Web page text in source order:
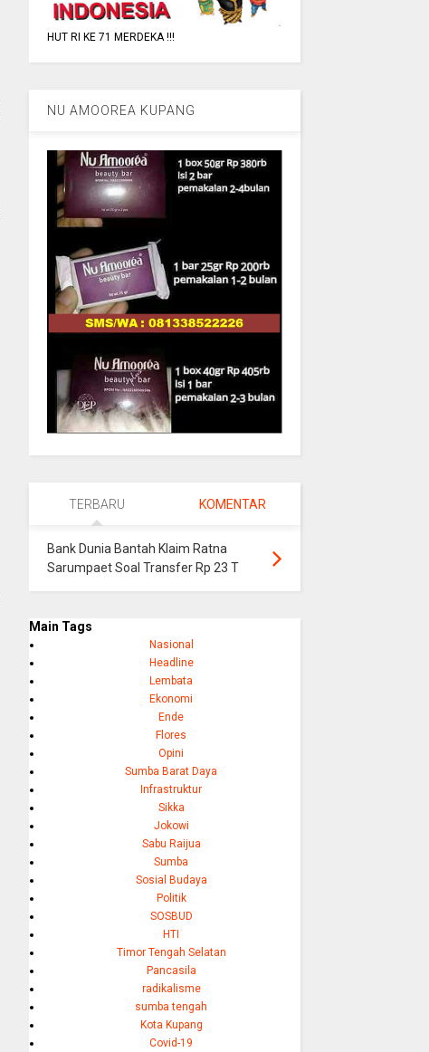
HUT RI KE 71 MERDEKA !!!
NU AMOOREA KUPANG
TERBARU KOMENTAR
Bank Dunia Bantah Klaim Ratna
Sarumpaet Soal Transfer Rp 23 T
Main Tags
Nasional
Headline
Lembata
Ekonomi
Ende
Flores
Opini
Sumba Barat Daya
Infrastruktur
Sikka
Jokowi
Sabu Raijua
Sumba
Sosial Budaya
Politik
SOSBUD
HTI
Timor Tengah Selatan
Pancasila
radikalisme
sumba tengah
Kota Kupang
Covid-19